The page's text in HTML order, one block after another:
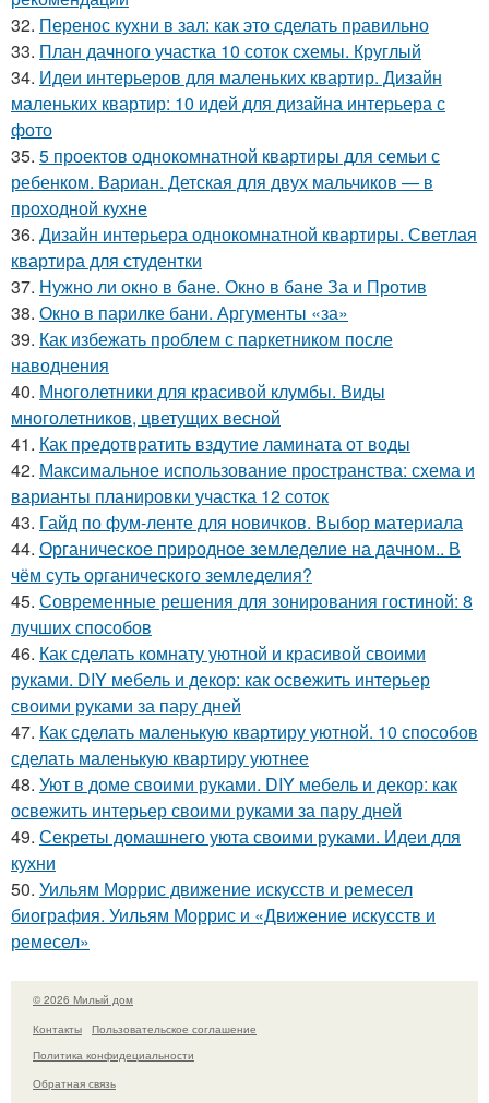
32. Перенос кухни в зал: как это сделать правильно
33. План дачного участка 10 соток схемы. Круглый
34. Идеи интерьеров для маленьких квартир. Дизайн
маленьких квартир: 10 идей для дизайна интерьера с
фото
35. 5 проектов однокомнатной квартиры для семьи с
ребенком. Вариан. Детская для двух мальчиков — в
проходной кухне
36. Дизайн интерьера однокомнатной квартиры. Светлая
квартира для студентки
37. Нужно ли окно в бане. Окно в бане За и Против
38. Окно в парилке бани. Аргументы «за»
39. Как избежать проблем с паркетником после
наводнения
40. Многолетники для красивой клумбы. Виды
многолетников, цветущих весной
41. Как предотвратить вздутие ламината от воды
42. Максимальное использование пространства: схема и
варианты планировки участка 12 соток
43. Гайд по фум-ленте для новичков. Выбор материала
44. Органическое природное земледелие на дачном.. В
чём суть органического земледелия?
45. Современные решения для зонирования гостиной: 8
лучших способов
46. Как сделать комнату уютной и красивой своими
руками. DIY мебель и декор: как освежить интерьер
своими руками за пару дней
47. Как сделать маленькую квартиру уютной. 10 способов
сделать маленькую квартиру уютнее
48. Уют в доме своими руками. DIY мебель и декор: как
освежить интерьер своими руками за пару дней
49. Секреты домашнего уюта своими руками. Идеи для
кухни
50. Уильям Моррис движение искусств и ремесел
биография. Уильям Моррис и «Движение искусств и
ремесел»
© 2026 Милый дом
Контакты
Пользовательское соглашение
Политика конфидециальности
Обратная связь